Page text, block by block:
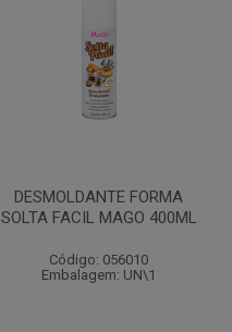
DESMOLDANTE FORMA
SOLTA FACIL MAGO 400ML
Código: 056010
Embalagem: UN\1